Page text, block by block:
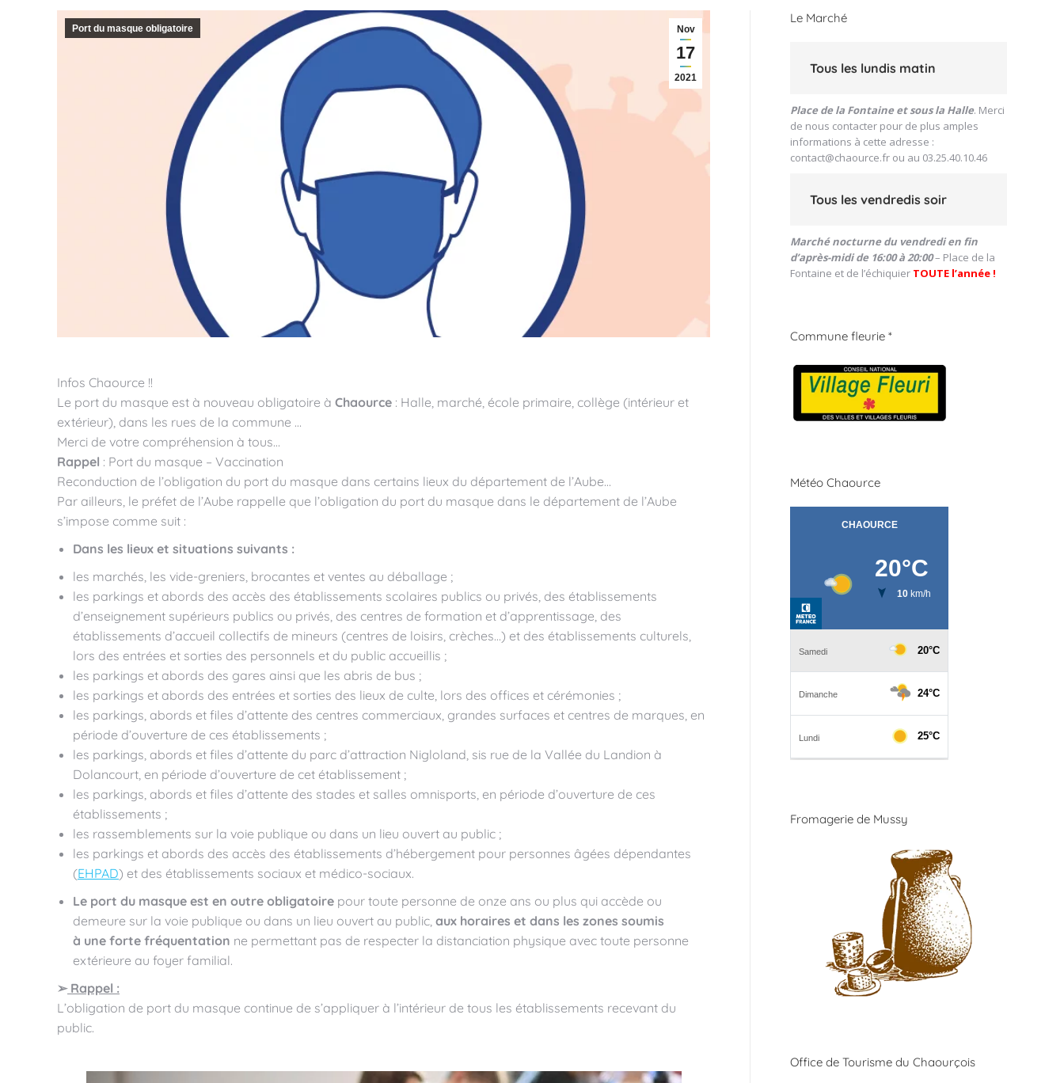
Nov
17
2021
Port du masque obligatoire
Infos Chaource !!
Le port du masque est à nouveau obligatoire à Chaource : Halle, marché, école primaire, collège (intérieur et
extérieur), dans les rues de la commune …
Merci de votre compréhension à tous…
Rappel : Port du masque – Vaccination
Reconduction de l’obligation du port du masque dans certains lieux du département de l’Aube…
Par ailleurs, le préfet de l’Aube rappelle que l’obligation du port du masque dans le département de l’Aube
s’impose comme suit :
Dans les lieux et situations suivants :
les marchés, les vide-greniers, brocantes et ventes au déballage ;
les parkings et abords des accès des établissements scolaires publics ou privés, des établissements
d’enseignement supérieurs publics ou privés, des centres de formation et d’apprentissage, des
établissements d’accueil collectifs de mineurs (centres de loisirs, crèches…) et des établissements culturels,
lors des entrées et sorties des personnels et du public accueillis ;
les parkings et abords des gares ainsi que les abris de bus ;
les parkings et abords des entrées et sorties des lieux de culte, lors des offices et cérémonies ;
les parkings, abords et files d’attente des centres commerciaux, grandes surfaces et centres de marques, en
période d’ouverture de ces établissements ;
les parkings, abords et files d’attente du parc d’attraction Nigloland, sis rue de la Vallée du Landion à
Dolancourt, en période d’ouverture de cet établissement ;
les parkings, abords et files d’attente des stades et salles omnisports, en période d’ouverture de ces
établissements ;
les rassemblements sur la voie publique ou dans un lieu ouvert au public ;
les parkings et abords des accès des établissements d’hébergement pour personnes âgées dépendantes
(EHPAD) et des établissements sociaux et médico-sociaux.
Le port du masque est en outre obligatoire pour toute personne de onze ans ou plus qui accède ou
demeure sur la voie publique ou dans un lieu ouvert au public, aux horaires et dans les zones soumis
à une forte fréquentation ne permettant pas de respecter la distanciation physique avec toute personne
extérieure au foyer familial.
➢Rappel :
L’obligation de port du masque continue de s’appliquer à l’intérieur de tous les établissements recevant du
public.
Le Marché
Tous les lundis matin
Place de la Fontaine et sous la Halle. Merci
de nous contacter pour de plus amples
informations à cette adresse :
contact@chaource.fr ou au 03.25.40.10.46
Tous les vendredis soir
Marché nocturne du vendredi en fin
d’après-midi de 16:00 à 20:00– Place de la
Fontaine et de l’échiquier TOUTE l’année !
Commune fleurie *
Météo Chaource
Fromagerie de Mussy
Office de Tourisme du Chaourçois